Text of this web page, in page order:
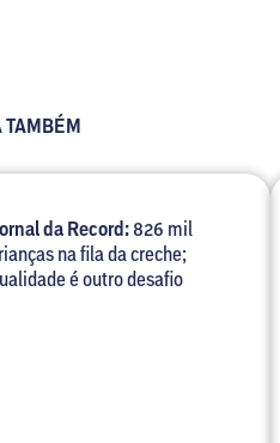
TAMBÉM
da Record:826 mil
na fila da creche;
é outro desafio